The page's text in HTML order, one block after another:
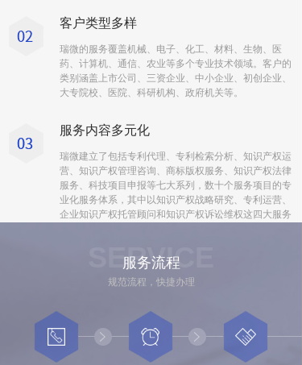
客户类型多样
瑞微的服务覆盖机械、电子、化工、材料、生物、医
药、计算机、通信、农业等多个专业技术领域。客户的
类别涵盖上市公司、三资企业、中小企业、初创企业、
大专院校、医院、科研机构、政府机关等。
服务内容多元化
瑞微建立了包括专利代理、专利检索分析、知识产权运
营、知识产权管理咨询、商标版权服务、知识产权法律
服务、科技项目申报等七大系列，数十个服务项目的专
业化服务体系，其中以知识产权战略研究、专利运营、
企业知识产权托管顾问和知识产权诉讼维权这四大服务
服务资源雄厚
紧密的战略合作关系，实现优势互补、资源共享。
SERVICE
服务流程
规范流程，快捷办理